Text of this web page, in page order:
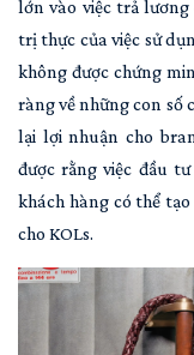
lớn vào việc trả lương
trị thực của việc sử
không được chứng
ràng về những con số
lại lợi nhuận cho
được rằng việc đầu
khách hàng có thể
cho KOLs.